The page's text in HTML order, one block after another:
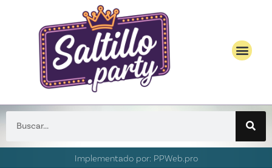
Implementado por: PPWeb.pro